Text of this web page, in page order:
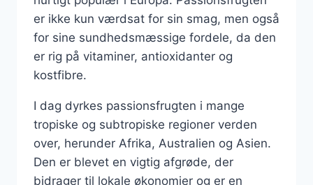
er ikke kun værdsat for sin smag, men også
for sine sundhedsmæssige fordele, da den
er rig på vitaminer, antioxidanter og
kostfibre.
I dag dyrkes passionsfrugten i mange
tropiske og subtropiske regioner verden
over, herunder Afrika, Australien og Asien.
Den er blevet en vigtig afgrøde, der
bidrager til lokale økonomier og er en